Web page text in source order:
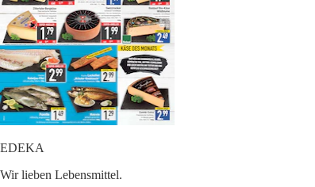
EDEKA
Wir lieben Lebensmittel.